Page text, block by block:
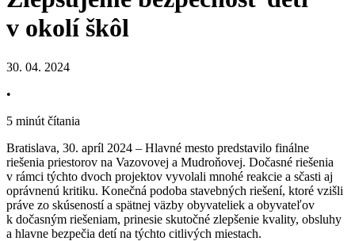
v okolí škôl
30. 04. 2024
•
5 minút čítania
Bratislava, 30. apríl 2024 – Hlavné mesto predstavilo finálne
riešenia priestorov na Vazovovej a Mudroňovej. Dočasné riešenia
v rámci týchto dvoch projektov vyvolali mnohé reakcie a sčasti aj
oprávnenú kritiku. Konečná podoba stavebných riešení, ktoré vzišli
práve zo skúseností a spätnej väzby obyvateliek a obyvateľov
k dočasným riešeniam, prinesie skutočné zlepšenie kvality, obsluhy
a hlavne bezpečia detí na týchto citlivých miestach.